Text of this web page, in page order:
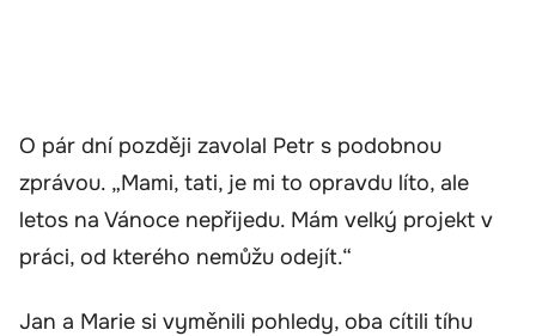
O pár dní později zavolal Petr s podobnou
zprávou. „Mami, tati, je mi to opravdu líto, ale
letos na Vánoce nepřijedu. Mám velký projekt v
práci, od kterého nemůžu odejít.“
Jan a Marie si vyměnili pohledy, oba cítili tíhu